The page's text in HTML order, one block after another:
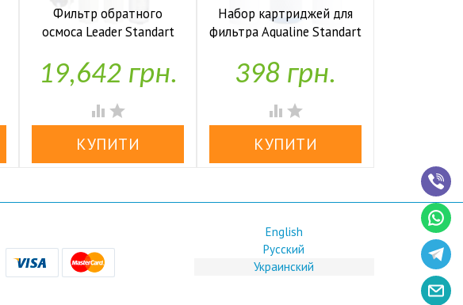
Фильтр обратного
осмоса Leader Standart
У наявності
19,642 грн.
 
Набор картриджей для
фильтра Aqualine Standart
 У наявності
398 грн.
 
English
Русский
Украинский